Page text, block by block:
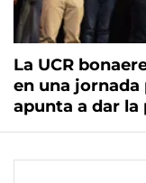
La UCR
en una
apunta a dar la